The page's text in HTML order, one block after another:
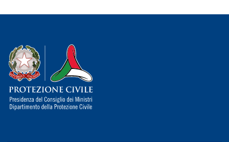
Dipartimento della Protezione Civile